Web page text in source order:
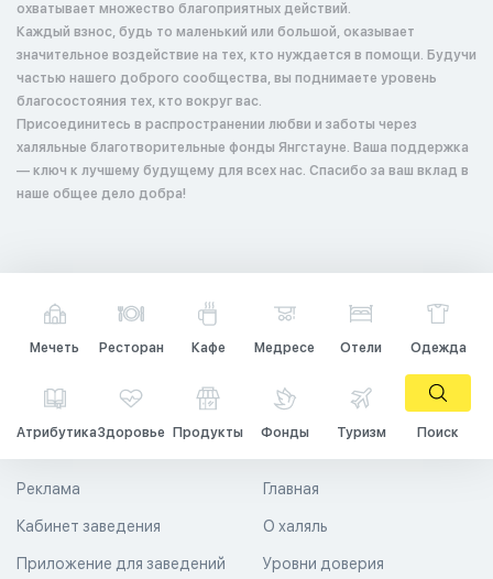
охватывает множество благоприятных действий.
Каждый взнос, будь то маленький или большой, оказывает
значительное воздействие на тех, кто нуждается в помощи. Будучи
частью нашего доброго сообщества, вы поднимаете уровень
благосостояния тех, кто вокруг вас.
Присоединитесь в распространении любви и заботы через
халяльные благотворительные фонды Янгстауне. Ваша поддержка
— ключ к лучшему будущему для всех нас. Спасибо за ваш вклад в
наше общее дело добра!
Мечеть Ресторан Кафе Медресе Отели Одежда
АтрибутикаЗдоровье Продукты Фонды Туризм Поиск
Главная
О халяль
Уровни доверия
Реклама
Кабинет заведения
Приложение для заведений